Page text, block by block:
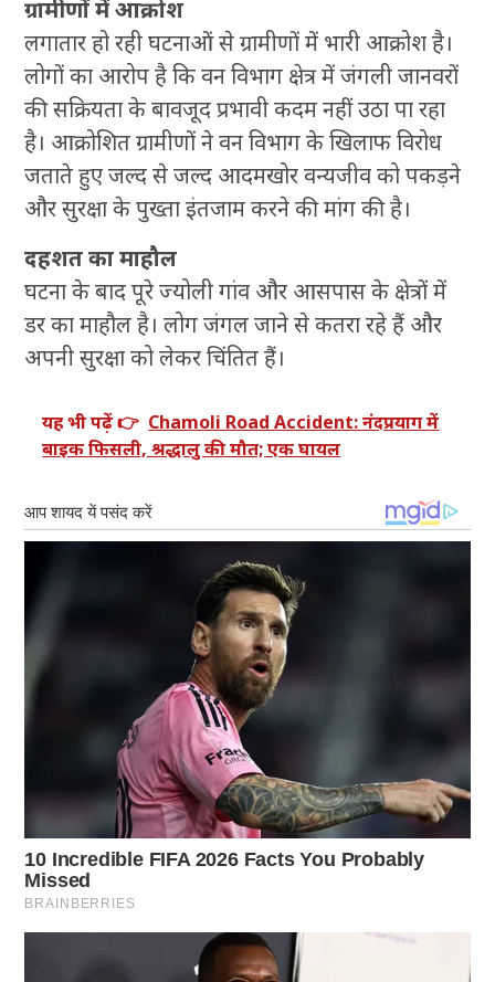
ग्रामीणों में आक्रोश
लगातार हो रही घटनाओं से ग्रामीणों में भारी आक्रोश है।
लोगों का आरोप है कि वन विभाग क्षेत्र में जंगली जानवरों
की सक्रियता के बावजूद प्रभावी कदम नहीं उठा पा रहा
है। आक्रोशित ग्रामीणों ने वन विभाग के खिलाफ विरोध
जताते हुए जल्द से जल्द आदमखोर वन्यजीव को पकड़ने
और सुरक्षा के पुख्ता इंतजाम करने की मांग की है।
दहशत का माहौल
घटना के बाद पूरे ज्योली गांव और आसपास के क्षेत्रों में
डर का माहौल है। लोग जंगल जाने से कतरा रहे हैं और
अपनी सुरक्षा को लेकर चिंतित हैं।
यह भी पढ़ें 👉 Chamoli Road Accident: नंदप्रयाग में
बाइक फिसली, श्रद्धालु की मौत; एक घायल